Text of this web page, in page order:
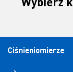
Ciśnieniomierze